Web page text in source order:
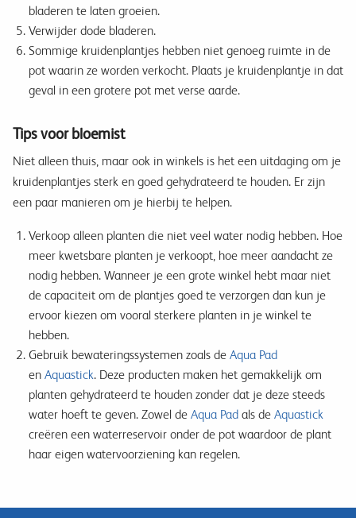
bladeren te laten groeien.
Verwijder dode bladeren.
Sommige kruidenplantjes hebben niet genoeg ruimte in de
pot waarin ze worden verkocht. Plaats je kruidenplantje in dat
geval in een grotere pot met verse aarde.
Tips voor bloemist
Niet alleen thuis, maar ook in winkels is het een uitdaging om je
kruidenplantjes sterk en goed gehydrateerd te houden. Er zijn
een paar manieren om je hierbij te helpen.
Verkoop alleen planten die niet veel water nodig hebben. Hoe
meer kwetsbare planten je verkoopt, hoe meer aandacht ze
nodig hebben. Wanneer je een grote winkel hebt maar niet
de capaciteit om de plantjes goed te verzorgen dan kun je
ervoor kiezen om vooral sterkere planten in je winkel te
hebben.
Gebruik bewateringssystemen zoals de Aqua Pad
en Aquastick. Deze producten maken het gemakkelijk om
planten gehydrateerd te houden zonder dat je deze steeds
water hoeft te geven. Zowel de Aqua Pad als de Aquastick
creëren een waterreservoir onder de pot waardoor de plant
haar eigen watervoorziening kan regelen.